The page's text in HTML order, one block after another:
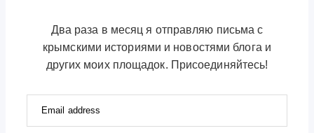
Два раза в месяц я отправляю письма с
крымскими историями и новостями блога и
других моих площадок. Присоединяйтесь!